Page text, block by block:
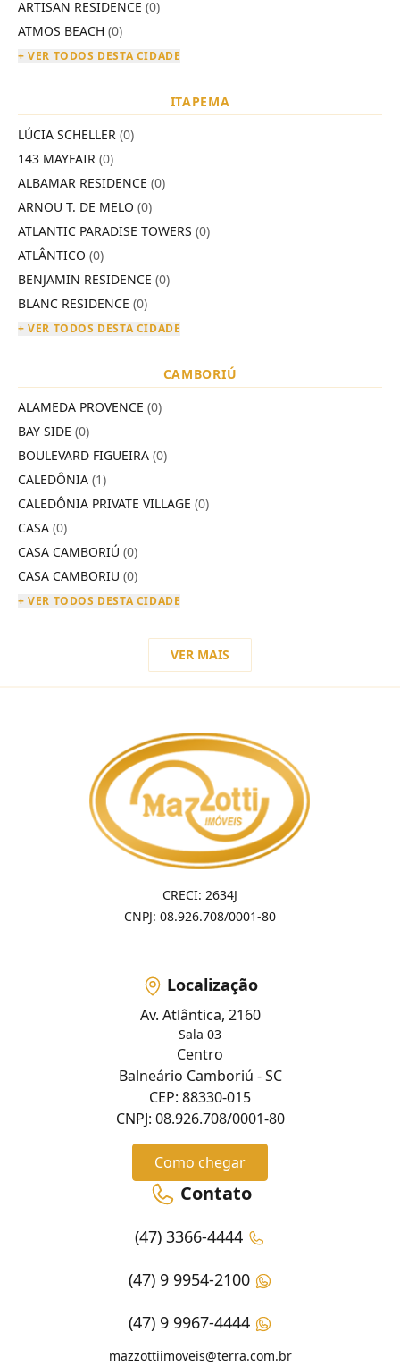
ARTISAN RESIDENCE (0)
ATMOS BEACH (0)
+ VER TODOS DESTA CIDADE
ITAPEMA
LÚCIA SCHELLER (0)
143 MAYFAIR (0)
ALBAMAR RESIDENCE (0)
ARNOU T. DE MELO (0)
ATLANTIC PARADISE TOWERS (0)
ATLÂNTICO (0)
BENJAMIN RESIDENCE (0)
BLANC RESIDENCE (0)
+ VER TODOS DESTA CIDADE
CAMBORIÚ
ALAMEDA PROVENCE (0)
BAY SIDE (0)
BOULEVARD FIGUEIRA (0)
CALEDÔNIA (1)
CALEDÔNIA PRIVATE VILLAGE (0)
CASA (0)
CASA CAMBORIÚ (0)
CASA CAMBORIU (0)
+ VER TODOS DESTA CIDADE
VER MAIS
CRECI: 2634J
CNPJ: 08.926.708/0001-80
Localização
Av. Atlântica, 2160
Sala 03
Centro
Balneário Camboriú - SC
CEP: 88330-015
CNPJ: 08.926.708/0001-80
Como chegar
Contato
(47) 3366-4444
(47) 9 9954-2100
(47) 9 9967-4444
mazzottiimoveis@terra.com.br